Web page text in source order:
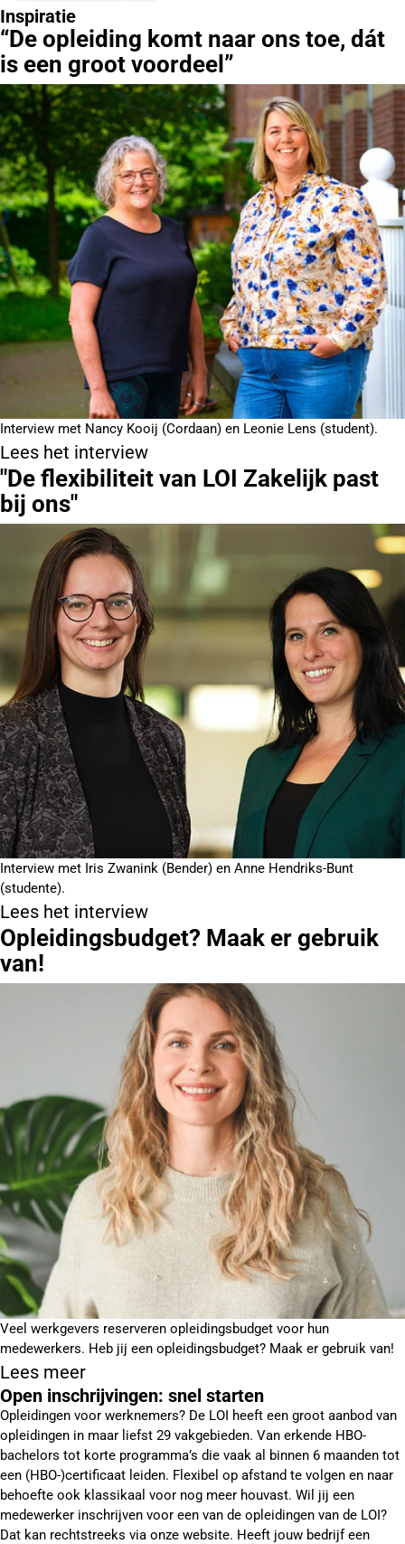
Inspiratie
“De opleiding komt naar ons toe, dát
is een groot voordeel”
Interview met Nancy Kooij (Cordaan) en Leonie Lens (student).
Lees het interview
"De flexibiliteit van LOI Zakelijk past
bij ons"
Interview met Iris Zwanink (Bender) en Anne Hendriks-Bunt
(studente).
Lees het interview
Opleidingsbudget? Maak er gebruik
van!
Veel werkgevers reserveren opleidingsbudget voor hun
medewerkers. Heb jij een opleidingsbudget? Maak er gebruik van!
Lees meer
Open inschrijvingen: snel starten
Opleidingen voor werknemers? De LOI heeft een groot aanbod van
opleidingen in maar liefst 29 vakgebieden. Van erkende HBO-
bachelors tot korte programma’s die vaak al binnen 6 maanden tot
een (HBO-)certificaat leiden. Flexibel op afstand te volgen en naar
behoefte ook klassikaal voor nog meer houvast. Wil jij een
medewerker inschrijven voor een van de opleidingen van de LOI?
Dat kan rechtstreeks via onze website. Heeft jouw bedrijf een